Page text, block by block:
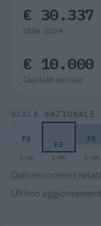
€ 30.337
Utile 2024
€ 10.000
Capitale sociale
SCALA NAZIONALE
F1 F2 F3
0-1M 1-2M 2-5M
Dati economici
Ultimo